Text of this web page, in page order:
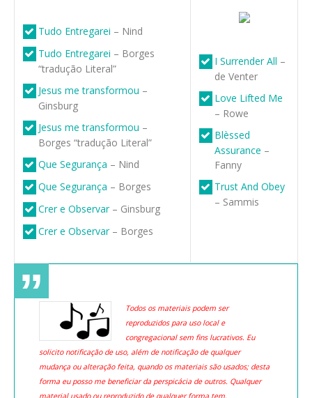
Tudo Entregarei – Nind
Tudo Entregarei – Borges
“tradução Literal”
Jesus me transformou –
Ginsburg
Jesus me transformou –
Borges “tradução Literal”
Que Segurança – Nind
Que Segurança – Borges
Crer e Observar– Ginsburg
Crer e Observar– Borges
I Surrender All –
de Venter
Love Lifted Me
– Rowe
Blèssed
Assurance –
Fanny
Trust And Obey
– Sammis
Todos os materiais podem ser
reproduzidos para uso local e
congregacional sem fins lucrativos. Eu
solicito notificação de uso, além de notificação de qualquer
mudança ou alteração feita, quando os materiais são usados; desta
forma eu posso me beneficiar da perspicácia de outros. Qualquer